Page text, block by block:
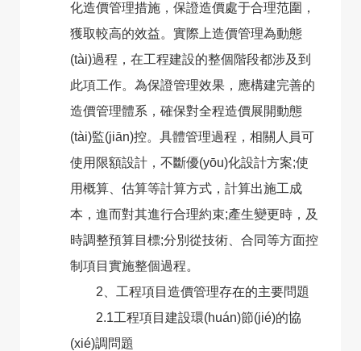
化造價管理措施，保證造價處于合理范圍，
獲取較高的效益。實際上造價管理為動態
(tài)過程，在工程建設的整個階段都涉及到
此項工作。為保證管理效果，應構建完善的
造價管理體系，確保對全程造價展開動態
(tài)監(jiān)控。具體管理過程，相關人員可
使用限額設計，不斷優(yōu)化設計方案;使
用概算、估算等計算方式，計算出施工成
本，進而對其進行合理約束;產生變更時，及
時調整預算目標;分別從技術、合同等方面控
制項目實施整個過程。
2、工程項目造價管理存在的主要問題
2.1工程項目建設環(huán)節(jié)的協
(xié)調問題